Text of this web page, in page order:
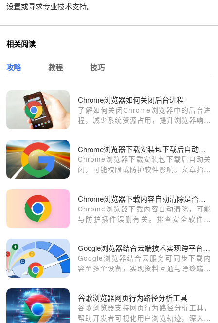
设置或寻求专业技术支持。
相关阅读
攻略 教程 技巧
Chrome浏览器如何关闭后台进程
了解如何关闭Chrome浏览器中的后台进
程，减少系统资源占用，提升浏览器响应
Chrome浏览器下载安装包下载后自动关闭怎么办
Chrome浏览器下载安装包下载后自动关
闭，可能权限或防护软件影响。文章指导
Chrome浏览器下载内容自动清除是否与防护插件有关
Chrome浏览器下载内容自动清除，可能
与防护插件误删有关。排查安全软件设
Google浏览器结合云端技术实现跨平台下载
Google浏览器结合云服务可同步下载内
容至多个设备，实现资料互通与跨终端无
谷歌浏览器网页行为路径分析工具
谷歌浏览器支持网页行为路径分析工具，
帮助开发者可视化用户浏览轨迹，深入洞